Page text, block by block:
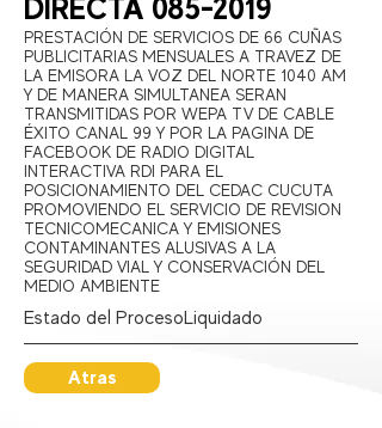
DIRECTA 085-2019
PRESTACIÓN DE SERVICIOS DE 66 CUÑAS
PUBLICITARIAS MENSUALES A TRAVEZ DE
LA EMISORA LA VOZ DEL NORTE 1040 AM
Y DE MANERA SIMULTANEA SERAN
TRANSMITIDAS POR WEPA TV DE CABLE
ÉXITO CANAL 99 Y POR LA PAGINA DE
FACEBOOK DE RADIO DIGITAL
INTERACTIVA RDI PARA EL
POSICIONAMIENTO DEL CEDAC CUCUTA
PROMOVIENDO EL SERVICIO DE REVISION
TECNICOMECANICA Y EMISIONES
CONTAMINANTES ALUSIVAS A LA
SEGURIDAD VIAL Y CONSERVACIÓN DEL
MEDIO AMBIENTE
Estado del Proceso:Liquidado
Atras